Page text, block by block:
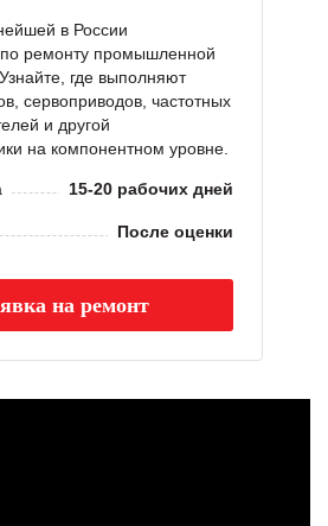
в России
ремонту промышленной
где выполняют
сервоприводов, частотных
и другой
на компонентном уровне.
15-20 рабочих дней
После оценки
на ремонт